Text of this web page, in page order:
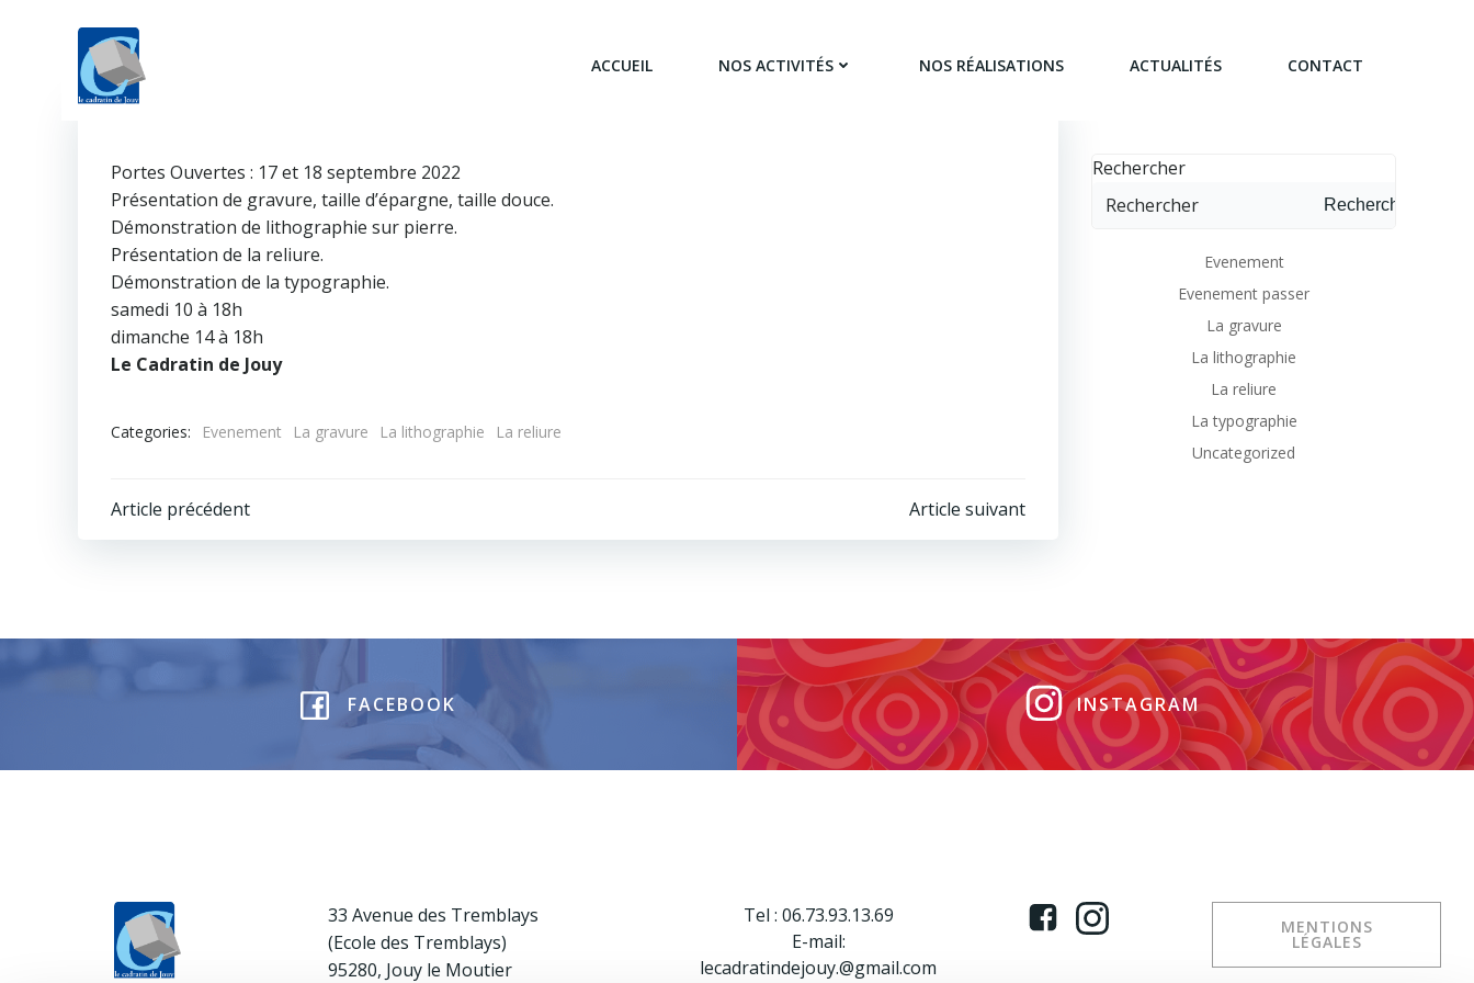
ACCUEIL NOS ACTIVITÉS NOS RÉALISATIONS ACTUALITÉS CONTACT
Portes Ouvertes : 17 et 18 septembre 2022
Présentation de gravure, taille d’épargne, taille douce.
Démonstration de lithographie sur pierre.
Présentation de la reliure.
Démonstration de la typographie.
samedi 10 à 18h
dimanche 14 à 18h
Le Cadratin de Jouy
Categories: Evenement La gravure La lithographie La reliure
Navigation
l’article
Article précédent
l’article
Article suivant
Rechercher
Rechercher
Evenement
Evenement passer
La gravure
La lithographie
La reliure
La typographie
Uncategorized
FACEBOOK INSTAGRAM
33 Avenue des Tremblays
(Ecole des Tremblays)
95280, Jouy le Moutier
Tel : 06.73.93.13.69
E-mail:
lecadratindejouy.@gmail.com
MENTIONS
LÉGALES